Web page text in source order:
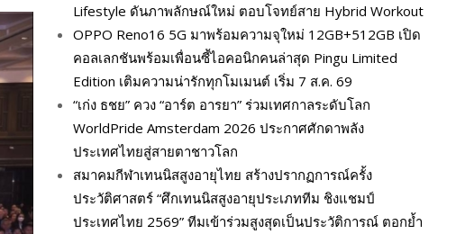
Lifestyle ดันภาพลักษณ์ใหม่ ตอบโจทย์สาย Hybrid Workout
OPPO Reno16 5G มาพร้อมความจุใหม่ 12GB+512GB เปิด
คอลเลกชันพร้อมเพื่อนซี้ไอคอนิกคนล่าสุด Pingu Limited
Edition เติมความน่ารักทุกโมเมนต์ เริ่ม 7 ส.ค. 69
“เก่ง ธชย” ควง “อาร์ต อารยา” ร่วมเทศกาลระดับโลก
WorldPride Amsterdam 2026 ประกาศศักดาพลัง
ประเทศไทยสู่สายตาชาวโลก
สมาคมกีฬาเทนนิสสูงอายุไทย สร้างปรากฏการณ์ครั้ง
ประวัติศาสตร์ “ศึกเทนนิสสูงอายุประเภททีม ชิงแชมป์
ประเทศไทย 2569” ทีมเข้าร่วมสูงสุดเป็นประวัติการณ์ ตอกย้ำ